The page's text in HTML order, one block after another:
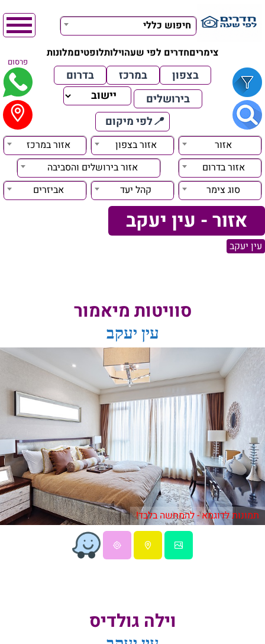
חיפוש כללי
צימריםחדרים לפי שעהוילותלופטיםמלונות
פרסום
בצפון במרכז
בדרום
בירושלים
📍לפי מיקום
אזור אזור בצפון
אזור במרכז
אזור בדרום
אזור בירושלים והסביבה
סוג צימר
קהל יעד אביזרים
אזור - עין יעקב
עין יעקב
סוויטות מיאמור
עין יעקב
תמונות לדוגמא - להמחשה בלבד!
וילה גולדיס